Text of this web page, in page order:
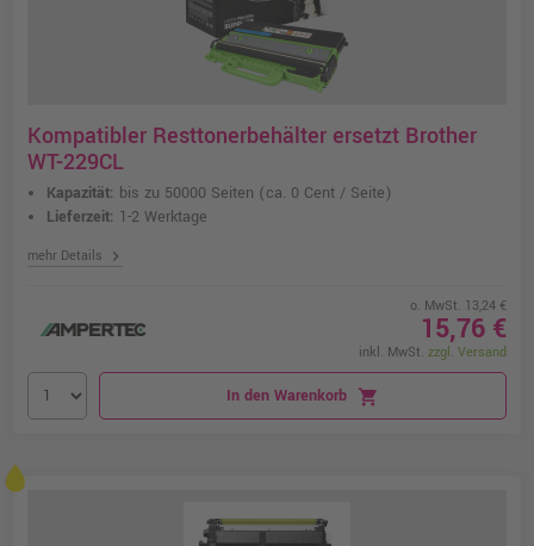
Kompatibler Resttonerbehälter ersetzt Brother
WT-229CL
Kapazität: bis zu 50000 Seiten (ca. 0 Cent / Seite)
Lieferzeit: 1-2 Werktage
mehr Details chevron_right
o. MwSt. 13,24 €
15,76 €
inkl. MwSt. zzgl. Versand
In den Warenkorb shopping_cart